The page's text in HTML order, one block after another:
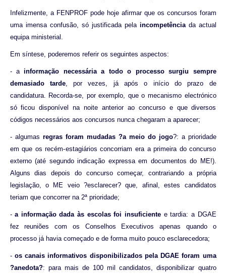
Infelizmente, a FENPROF pode hoje afirmar que os concursos foram
uma imensa confusão, só justificada pela incompetênciada actual
equipa ministerial.
Em síntese, poderemos referir os seguintes aspectos:
- ainformação necessária a todo o processo surgiu sempre
demasiado tarde, por vezes, já após o início do prazo de
candidatura. Recorda-se, por exemplo, que o mecanismo electrónico
só ficou disponível na noite anterior ao concurso e que diversos
códigos necessários aos concursos nunca chegaram a aparecer;
- algumas regras foram mudadas ?a meio do jogo?: a prioridade
em que os recém-estagiários concorriam era a primeira do concurso
externo (até segundo indicação expressa em documentos do ME!).
Alguns dias depois do concurso começar, contrariando a própria
legislação, o ME veio ?esclarecer? que, afinal, estes candidatos
teriam que concorrer na 2ª prioridade;
-a informação dada às escolas foi insuficientee tardia: a DGAE
fez reuniões com os Conselhos Executivos apenas quando o
processo já havia começado e de forma muito pouco esclarecedora;
- os canais informativos disponibilizados pela DGAE foram uma
?anedota?: para mais de 100 mil candidatos, disponibilizar quatro